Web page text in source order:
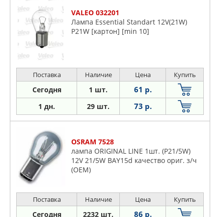
VALEO 032201
Лампа Essential Standart 12V(21W)
P21W [картон] [min 10]
Поставка Наличие Цена Купить
Сегодня 1 шт. 61 р.
1 дн. 29 шт. 73 р.
OSRAM 7528
лампа ORIGINAL LINE 1шт. (P21/5W)
12V 21/5W BAY15d качество ориг. з/ч
(ОЕМ)
Поставка Наличие Цена Купить
Сегодня 2232 шт. 86 р.